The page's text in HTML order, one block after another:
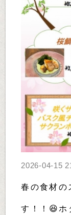
2026-04-15
春の食材の
す！！😆ホ